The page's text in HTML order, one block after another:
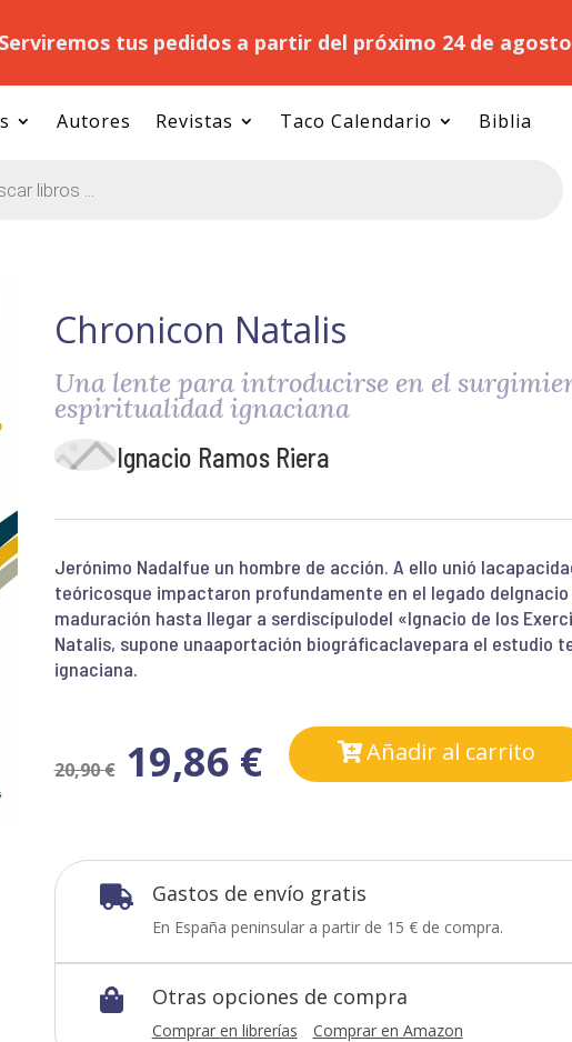
Serviremos tus pedidos a partir del próximo 24 de
Autores Revistas Taco Calendario Biblia
Chronicon Natalis
Una lente para introducirse en el
espiritualidad ignaciana
Ignacio Ramos Riera
Jerónimo Nadalfue un hombre de acción. A ello unió
teóricosque impactaron profundamente en el legado
maduración hasta llegar a serdiscípulodel «Ignacio de los
Natalis, supone unaaportación biográficaclavepara el estudio
ignaciana.
20,90€ 19,86 € Añadir al carrito
 Gastos de envío gratis
En España peninsular a partir de 15 € de compra.
 Otras opciones de compra
Comprar en librerías Comprar en Amazon